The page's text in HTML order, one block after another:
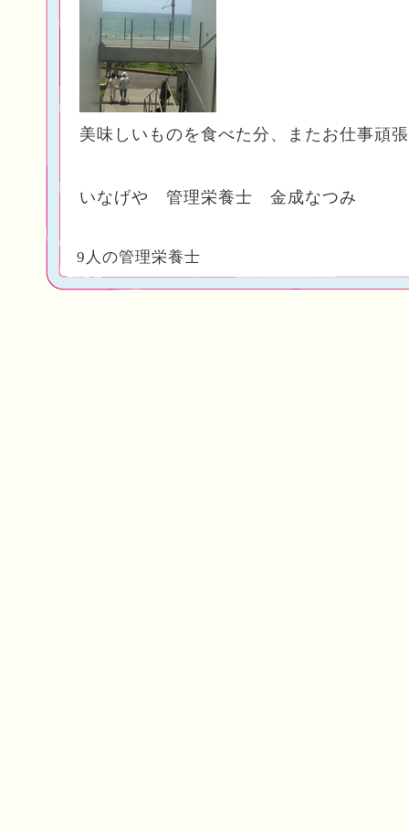
美味しいものを食べた分、またお仕事頑
いなげや 管理栄養士 金成なつみ
9人の管理栄養士